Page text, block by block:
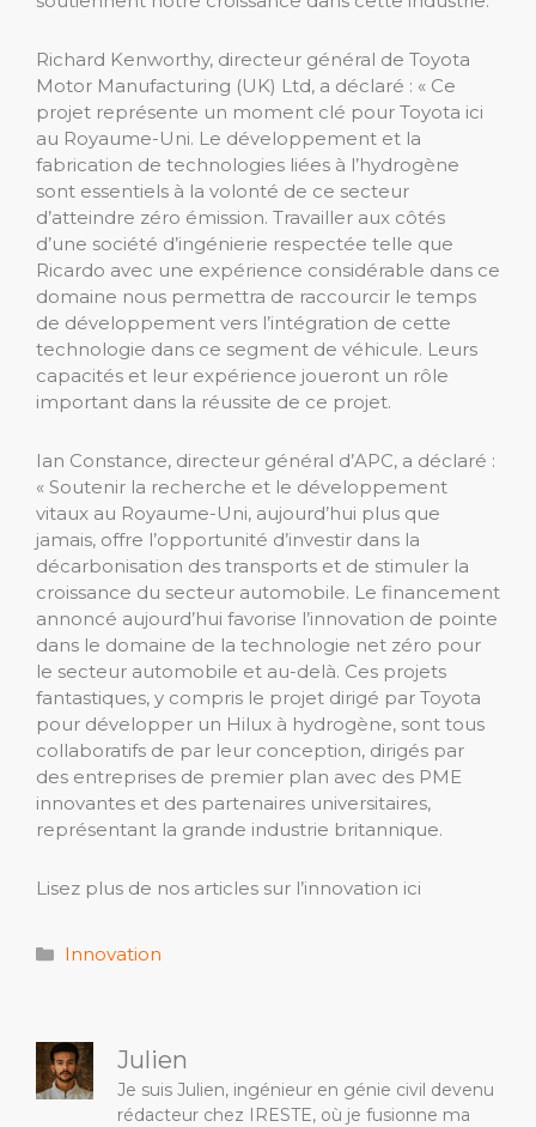
Richard Kenworthy, directeur général de Toyota
Motor Manufacturing (UK) Ltd, a déclaré : « Ce
projet représente un moment clé pour Toyota ici
au Royaume-Uni. Le développement et la
fabrication de technologies liées à l’hydrogène
sont essentiels à la volonté de ce secteur
d’atteindre zéro émission. Travailler aux côtés
d’une société d’ingénierie respectée telle que
Ricardo avec une expérience considérable dans ce
domaine nous permettra de raccourcir le temps
de développement vers l’intégration de cette
technologie dans ce segment de véhicule. Leurs
capacités et leur expérience joueront un rôle
important dans la réussite de ce projet.
Ian Constance, directeur général d’APC, a déclaré :
« Soutenir la recherche et le développement
vitaux au Royaume-Uni, aujourd’hui plus que
jamais, offre l’opportunité d’investir dans la
décarbonisation des transports et de stimuler la
croissance du secteur automobile. Le financement
annoncé aujourd’hui favorise l’innovation de pointe
dans le domaine de la technologie net zéro pour
le secteur automobile et au-delà. Ces projets
fantastiques, y compris le projet dirigé par Toyota
pour développer un Hilux à hydrogène, sont tous
collaboratifs de par leur conception, dirigés par
des entreprises de premier plan avec des PME
innovantes et des partenaires universitaires,
représentant la grande industrie britannique.
Lisez plus de nos articles sur l’innovation ici
Catégories
Innovation
Julien
Je suis Julien, ingénieur en génie civil devenu
rédacteur chez IRESTE, où je fusionne ma